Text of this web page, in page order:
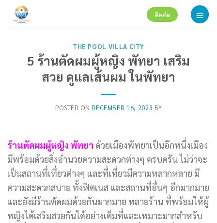
ติดต่อ
THE POOL VILLA CITY
5 ร้านตัดผมผู้หญิง พัทยา เสริม
สวย ดูแลเส้นผม ในพัทยา
POSTED ONDECEMBER 16, 2023 BY
ร้านตัดผมผู้หญิง พัทยา ด้วยเมืองพัทยาเป็นอีกหนึ่งเมือง
มีพร้อมด้วยสิ่งอำนวยความสะดวกต่างๆ ครบครัน ไม่ว่าจะ
เป็นสถานที่เที่ยวต่างๆ และที่เที่ยวมีความหลากหลาย มี
ความสะดวกสบาย ทั้งฟิตเนส และสถานที่อื่นๆ อีกมากมาย
และยังมีร้านตัดผมด้วยกันมากมาย หลายร้าน ที่พร้อมให้ผู้
หญิงได้เสริมสวยกันได้อย่างเต็มที่และเหมาะมากสำหรับ